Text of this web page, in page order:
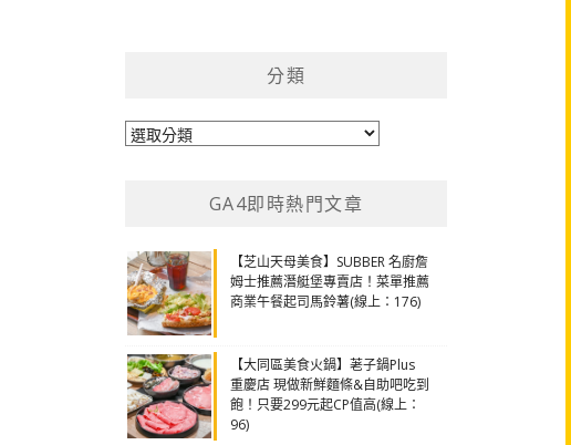
分類
分
GA4即時熱門文章
【芝山天母美食】SUBBER 名廚詹
姆士推薦潛艇堡專賣店！菜單推薦
商業午餐起司馬鈴薯(線上：176)
【大同區美食火鍋】荖子鍋Plus
重慶店 現做新鮮麵條&自助吧吃到
飽！只要299元起CP值高(線上：
96)